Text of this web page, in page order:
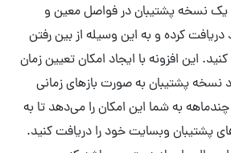
یک نسخه پشتیبان در فواصل معین و
کرده و به این وسیله از بین رفتن
این افزونه با ایجاد امکان تعیین زمان
پشتیبان به صورت بازهای زمانی
به شما این امکان را می‌دهد تا به
پشتیبان وبسایت خود را دریافت کنید.